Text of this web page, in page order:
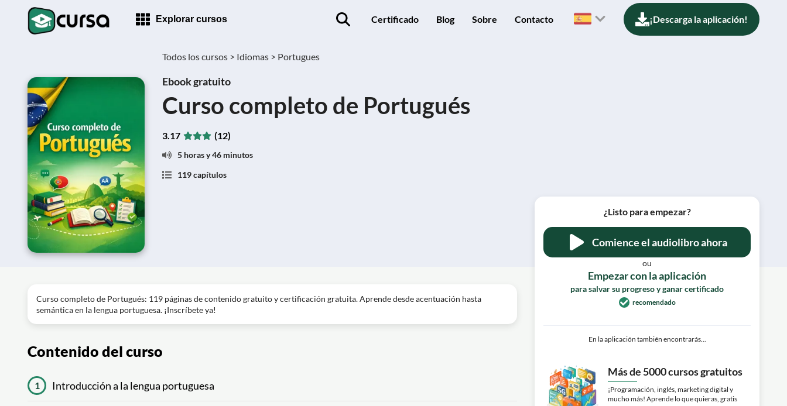
Explorar cursos Certificado Blog Sobre Contacto ¡Descarga la aplicación!
Todos los cursos > Idiomas > Portugues
Ebook gratuito
Curso completo de Portugués
3.17 (12)
5 horas y 46 minutos
119 capítulos
Curso completo de Portugués: 119 páginas de contenido gratuito y certificación gratuita. Aprende desde acentuación hasta
semántica en la lengua portuguesa. ¡Inscríbete ya!
Contenido del curso
1 Introducción a la lengua portuguesa
¿Listo para empezar?
Comience el audiolibro ahora
ou
Empezar con la aplicación
para salvar su progreso y ganar certificado
recomendado
En la aplicación también encontrarás...
Más de 5000 cursos gratuitos
¡Programación, inglés, marketing digital y
mucho más! Aprende lo que quieras, gratis